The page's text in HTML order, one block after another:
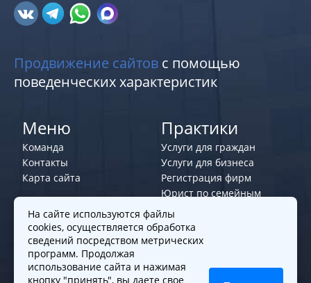
Продвижение сайтов с помощью
поведенческих характеристик
Меню
Команда
Контакты
Карта сайта
Практики
Услуги для граждан
Услуги для бизнеса
Регистрация фирм
Юрист по семейным
Политики и правила
Политика обработки персональных
данных
На сайте используются файлы
cookies, осуществляется обработка
сведений посредством метрических
программ. Продолжая
использование сайта и нажимая
кнопку "принять", вы даете свое